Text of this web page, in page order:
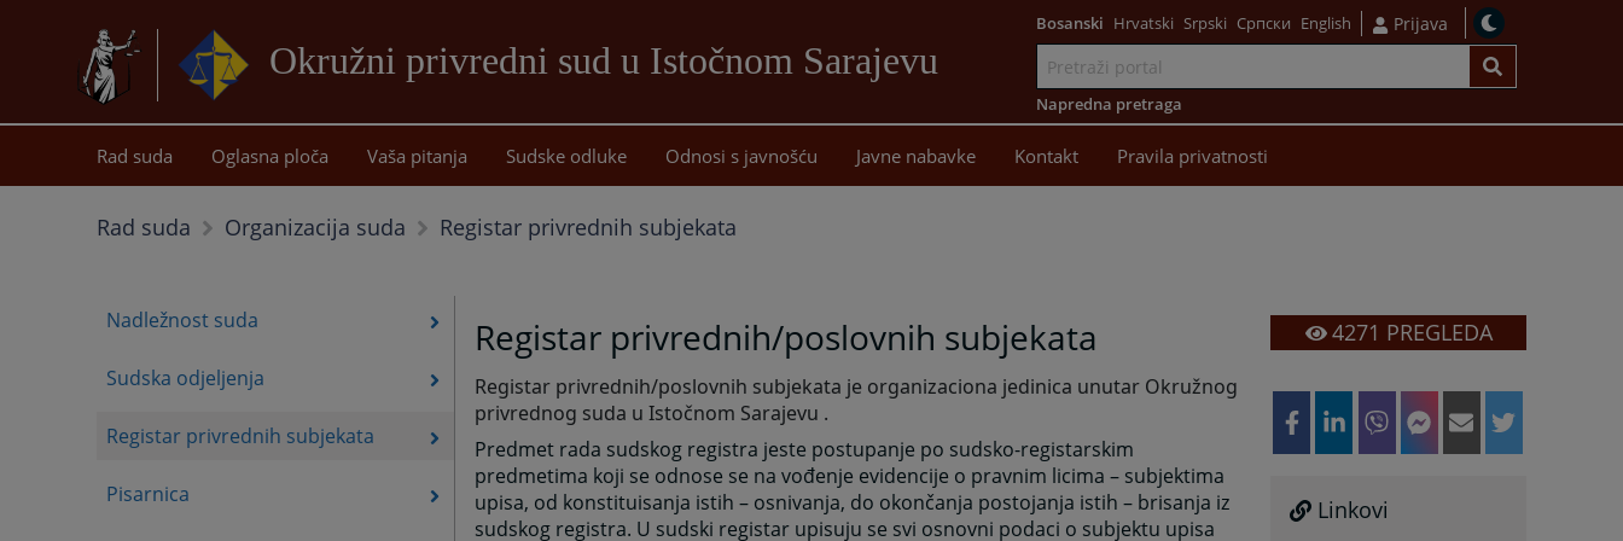
Okružni privredni sud u Istočnom Sarajevu
sadržaj
Bosanski Hrvatski Srpski Српски English Prijava
Napredna pretraga
Rad suda Oglasna ploča Vaša pitanja Sudske odluke Odnosi s javnošću Javne nabavke Kontakt Pravila privatnosti
Rad suda Organizacija suda Registar privrednih subjekata
Nadležnost suda
Sudska odjeljenja
Registar privrednih subjekata
Pisarnica
Registar privrednih/poslovnih subjekata
Registar privrednih/poslovnih subjekata je organizaciona jedinica unutar Okružnog
privrednog suda u Istočnom Sarajevu .
Predmet rada sudskog registra jeste postupanje po sudsko-registarskim
predmetima koji se odnose se na vođenje evidencije o pravnim licima – subjektima
upisa, od konstituisanja istih – osnivanja, do okončanja postojanja istih – brisanja iz
sudskog registra. U sudski registar upisuju se svi osnovni podaci o subjektu upisa
4271 PREGLEDA
Linkovi